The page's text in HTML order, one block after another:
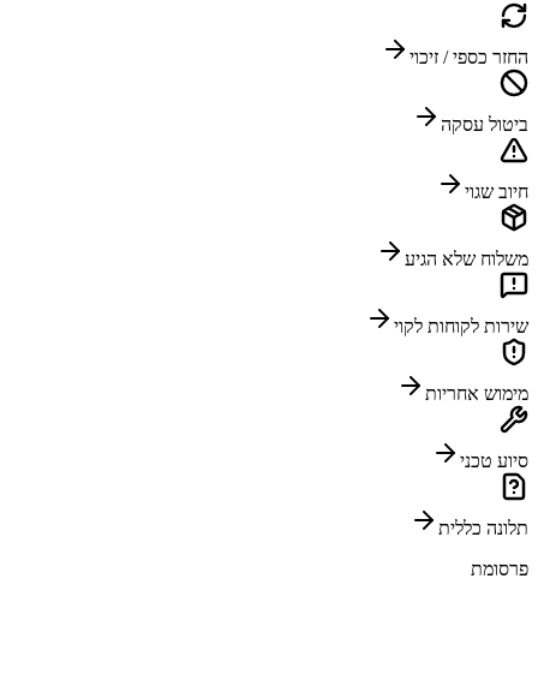
החזר כספי / זיכוי
ביטול עסקה
חיוב שגוי
משלוח שלא הגיע
שירות לקוחות לקוי
מימוש אחריות
סיוע טכני
תלונה כללית
פרסומת